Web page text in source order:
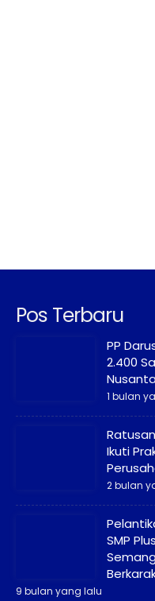
Pos Terbaru
PP
2.400
1 bulan
Ikuti
2 bulan
SMP
9 bulan yang lalu